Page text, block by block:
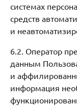
системах
средств
и
6.2. Оператор
данным
и
информация